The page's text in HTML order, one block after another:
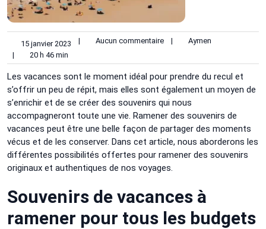
15 janvier 2023 | Aucun commentaire |
Aymen
|
20 h 46 min
Les vacances sont le moment idéal pour prendre du recul et
s’offrir un peu de répit, mais elles sont également un moyen de
s’enrichir et de se créer des souvenirs qui nous
accompagneront toute une vie. Ramener des souvenirs de
vacances peut être une belle façon de partager des moments
vécus et de les conserver. Dans cet article, nous aborderons les
différentes possibilités offertes pour ramener des souvenirs
originaux et authentiques de nos voyages.
Souvenirs de vacances à
ramener pour tous les budgets